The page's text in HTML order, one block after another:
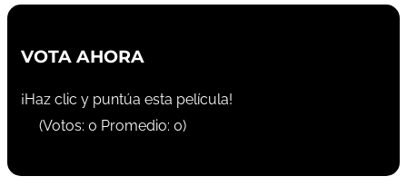
VOTA AHORA
¡Haz clic y puntúa esta película!
(Votos: 0 Promedio: 0)